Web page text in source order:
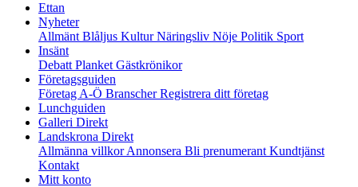
Ettan
Nyheter
Allmänt Blåljus KulturNäringsliv Nöje Politik Sport
Insänt
Debatt Planket Gästkrönikor
Företagsguiden
Företag A-Ö BranscherRegistrera ditt företag
Lunchguiden
Galleri Direkt
Landskrona Direkt
Allmänna villkorAnnonsera Bli prenumerant Kundtjänst
Kontakt
Mitt konto